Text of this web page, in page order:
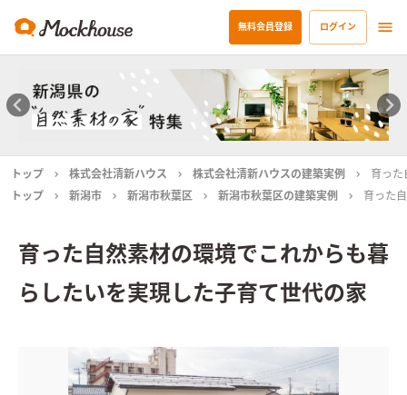
無料会員登録 ログイン
トップ 株式会社清新ハウス 株式会社清新ハウスの建築実例
育った
トップ
新潟市 新潟市秋葉区 新潟市秋葉区の建築実例 育った
育った自然素材の環境でこれからも暮
らしたいを実現した子育て世代の家